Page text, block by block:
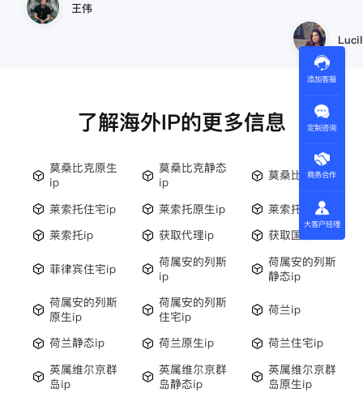
王伟
了解海外IP的更多信息
莫桑比克原生
ip
莫桑比克静态
ip
莫桑比克ip
莱索托住宅ip 莱索托原生ip
莱索托静态ip
莱索托ip
获取代理ip 获取国外
菲律宾住宅ip
荷属安的列斯
ip
荷属安的列斯
静态ip
荷属安的列斯
原生ip
荷属安的列斯
住宅ip
荷兰ip
荷兰静态ip 荷兰原生ip
荷兰住宅ip
英属维尔京群
岛ip
英属维尔京群
岛静态ip
英属维尔京群
岛原生ip
添加客服
定制咨询
商务合作
大客户经理